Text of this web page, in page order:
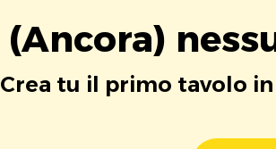
(Ancora)
Crea tu il primo tavolo